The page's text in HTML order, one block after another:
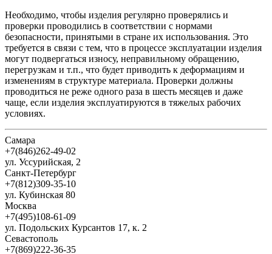
Необходимо, чтобы изделия регулярно проверялись и
проверки проводились в соответствии с нормами
безопасности, принятыми в стране их использования. Это
требуется в связи с тем, что в процессе эксплуатации изделия
могут подвергаться износу, неправильному обращению,
перегрузкам и т.п., что будет приводить к деформациям и
изменениям в структуре материала. Проверки должны
проводиться не реже одного раза в шесть месяцев и даже
чаще, если изделия эксплуатируются в тяжелых рабочих
условиях.
Самара
+7(846)262-49-02
ул. Уссурийская, 2
Санкт-Петербург
+7(812)309-35-10
ул. Кубинская 80
Москва
+7(495)108-61-09
ул. Подольских Курсантов 17, к. 2
Севастополь
+7(869)222-36-35